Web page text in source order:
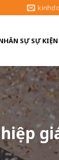
SỰ SỰ KIỆN